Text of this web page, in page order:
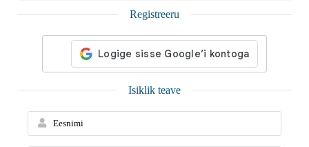
Registreeru
Isiklik teave